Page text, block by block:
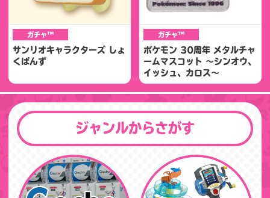
ガチャ™
サンリオキャラクターズ しょ
くぱんず
ガチャ™
ポケモン 30周年 メタルチャ
ームマスコット 〜シンオウ、
イッシュ、カロス〜
ジャンルからさがす